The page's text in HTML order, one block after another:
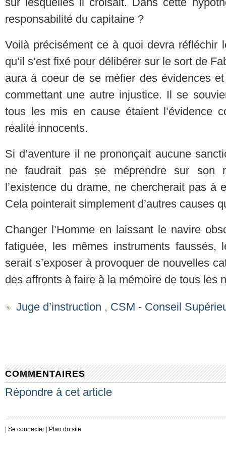
responsabilité du capitaine ?
Voilà précisément ce à quoi devra réfléchir
qu’il s’est fixé pour délibérer sur le sort de
aura à coeur de se méfier des évidences
commettant une autre injustice. Il se
tous les mis en cause étaient l’évidence
réalité innocents.
Si d’aventure il ne prononçait aucune
ne faudrait pas se méprendre sur son
l’existence du drame, ne chercherait pas à
Cela pointerait simplement d’autres causes
Changer l’Homme en laissant le navire
fatiguée, les mêmes instruments faussés,
serait s’exposer à provoquer de nouvelles
des affronts à faire à la mémoire de tous les
Juge d’instruction , CSM - Conseil
COMMENTAIRES
Répondre à cet article
Se connecter Plan du site